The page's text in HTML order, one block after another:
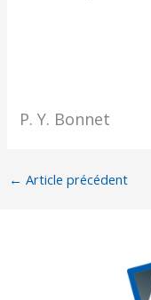
P. Y. Bonnet
← Article précédent